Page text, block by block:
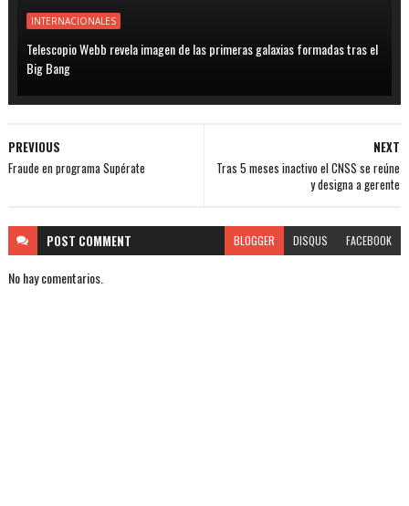
INTERNACIONALES
Telescopio Webb revela imagen de las primeras galaxias formadas tras el
Big Bang
NEXT
Tras 5 meses inactivo el CNSS se reúne
y designa a gerente
PREVIOUS
Fraude en programa Supérate
POST COMMENT BLOGGER DISQUS FACEBOOK
No hay comentarios.